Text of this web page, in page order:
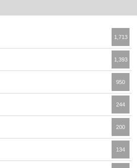
1,713
1,393
950
244
200
134